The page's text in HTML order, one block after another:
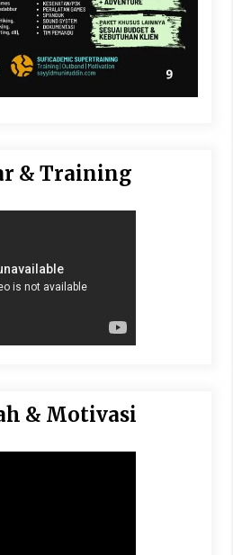
& Training
& Motivasi